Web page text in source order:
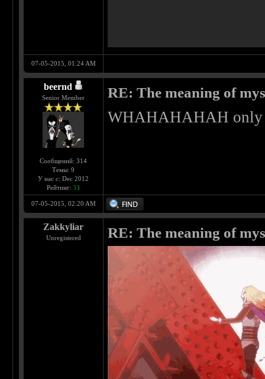
07-05-2015, 01:24 AM
beernd
Senior Member
Сообщений: 314
Темы: 9
У нас с: Dec 2012
Рейтинг: 51
RE: The meaning of
WHAHAHAHAH only
07-05-2015, 02:20 AM
Zakkyliar
Unregistered RE: The meaning of